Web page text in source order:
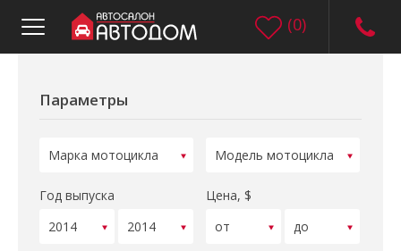
(0)
Параметры
Год выпуска Цена, $